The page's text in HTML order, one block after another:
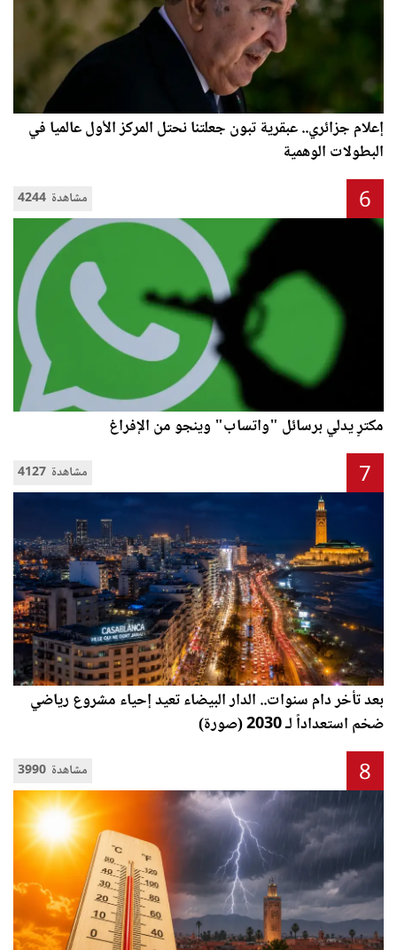
إعلام جزائري.. عبقرية تبون جعلتنا نحتل المركز الأول عالميا في
البطولات الوهمية
4244 مشاهدة 6
مكترٍ يدلي برسائل "واتساب" وينجو من الإفراغ
4127 مشاهدة 7
بعد تأخر دام سنوات.. الدار البيضاء تعيد إحياء مشروع رياضي
ضخم استعداداً لـ 2030 (صورة)
3990 مشاهدة 8